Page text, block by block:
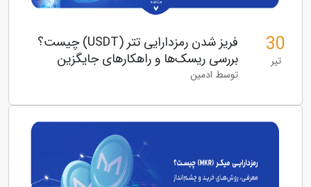
30
تیر
فریز شدن رمزدارایی تتر (USDT) چیست؟
بررسی ریسک‌ها و راهکارهای جایگزین
توسط ادمین